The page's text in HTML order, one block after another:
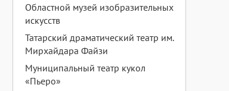
Областной музей изобразительных
искусств
Татарский драматический театр им.
Мирхайдара Файзи
Муниципальный театр кукол
«Пьеро»